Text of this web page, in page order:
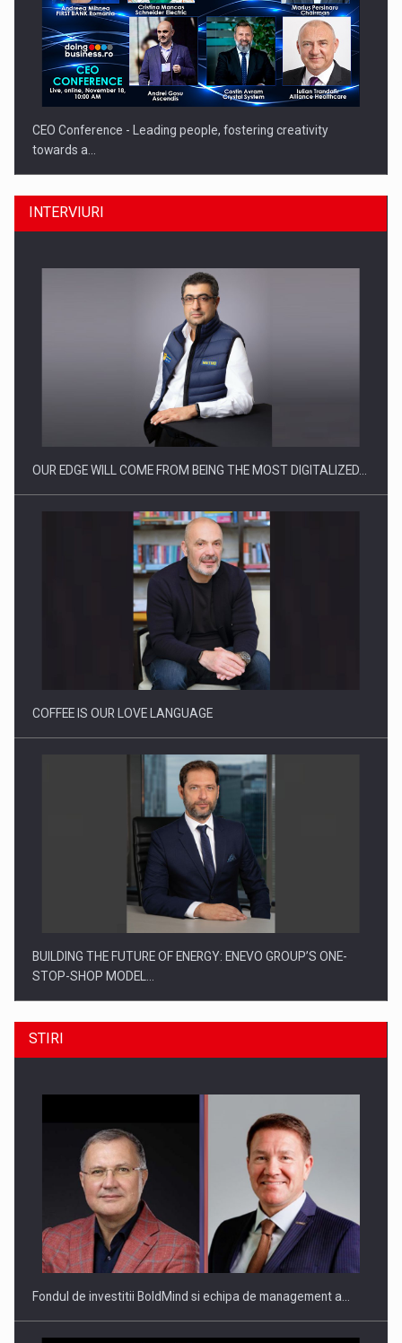
CEO Conference - Leading people, fostering creativity
towards a…
CEO Conference - Shaping The Future - Technology and…
Webinar - Business Evolution-RETHINK STRATEGY-Finantare
Investitii Digitalizare
INTERVIURI
OUR EDGE WILL COME FROM BEING THE MOST DIGITALIZED…
COFFEE IS OUR LOVE LANGUAGE
BUILDING THE FUTURE OF ENERGY: ENEVO GROUP’S ONE-
STOP-SHOP MODEL…
ROOTED IN ROMANIA, BUILT TO DELIVER TECHNOLOGY FOR
THE…
STIRI
Fondul de investitii BoldMind si echipa de management a…